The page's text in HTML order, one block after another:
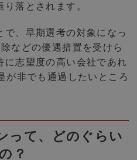
落とされます。
、早期選考の対象になっ
などの優遇措置を受けら
に志望度の高い会社であれ
が非でも通過したいところ
って、どのぐらい
？